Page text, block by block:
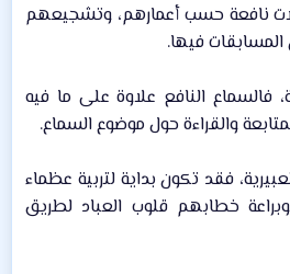
نافعة حسب أعمارهم، وتشجيعهم
فيها.​
فالسماع النافع علاوة على ما فيه
والقراءة حول موضوع السماع.​
فقد تكون بداية لتربية عظماء
خطابهم قلوب العباد لطريق